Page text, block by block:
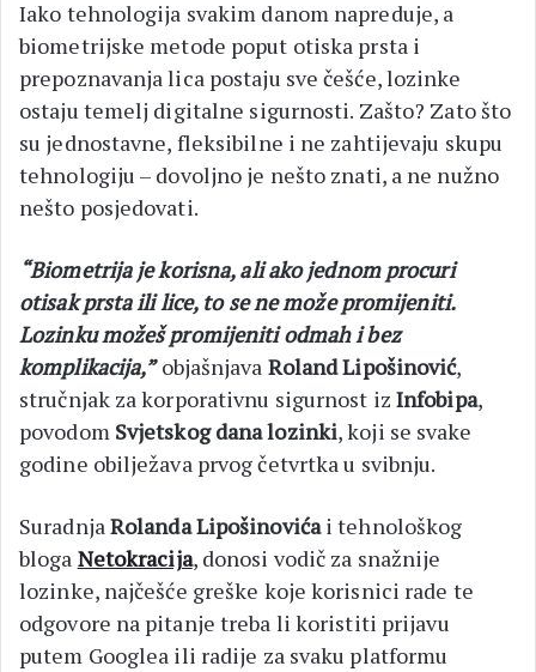
Iako tehnologija svakim danom napreduje, a
biometrijske metode poput otiska prsta i
prepoznavanja lica postaju sve češće, lozinke
ostaju temelj digitalne sigurnosti. Zašto? Zato što
su jednostavne, fleksibilne i ne zahtijevaju skupu
tehnologiju – dovoljno je nešto znati, a ne nužno
nešto posjedovati.
“Biometrija je korisna, ali ako jednom procuri
otisak prsta ili lice, to se ne može promijeniti.
Lozinku možeš promijeniti odmah i bez
komplikacija,”objašnjava Roland Lipošinović,
stručnjak za korporativnu sigurnost iz Infobipa,
povodom Svjetskog dana lozinki, koji se svake
godine obilježava prvog četvrtka u svibnju.
SuradnjaRolandaLipošinovićai tehnološkog
bloga Netokracija, donosi vodič za snažnije
lozinke, najčešće greške koje korisnici rade te
odgovore na pitanje treba li koristiti prijavu
putem Googlea ili radije za svaku platformu